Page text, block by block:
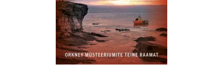
Filosoofia (148)
Geograafia (65)
Haridus (20)
Ilukirjandus (4257)